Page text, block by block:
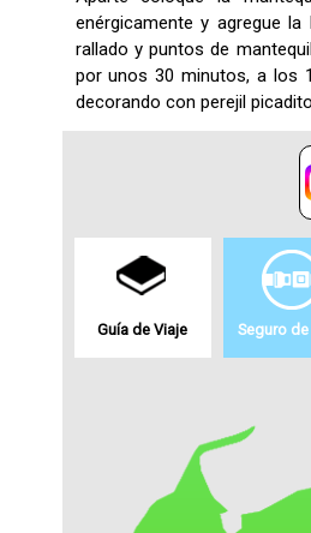
enérgicamente y agregue
rallado y puntos de
por unos 30 minutos, a los
decorando con perejil
Guía de Viaje Seguro de